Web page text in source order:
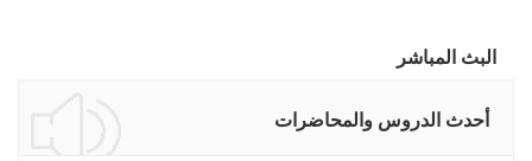
البث المباشر
أحدث الدروس والمحاضرات